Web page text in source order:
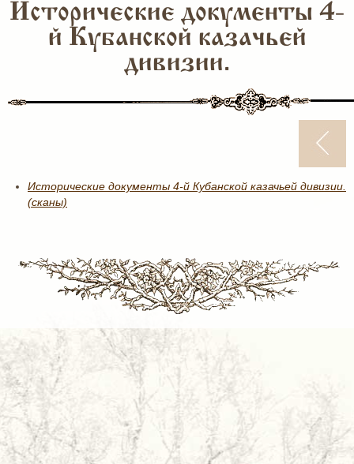
Исторические документы 4-
й Кубанской казачьей
дивизии.
Исторические документы 4-й Кубанской казачьей дивизии.
(сканы)